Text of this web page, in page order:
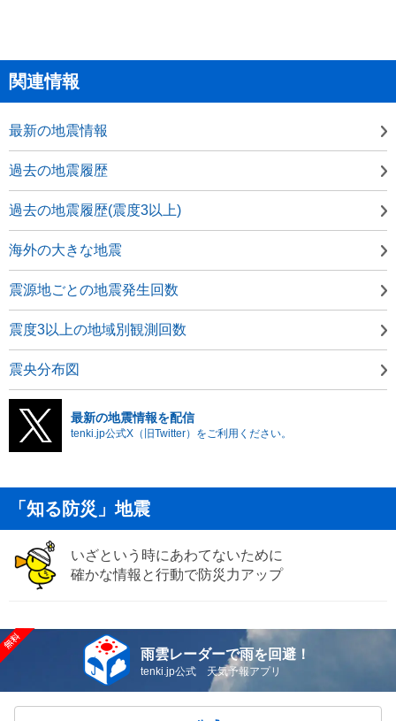
関連情報
最新の地震情報
過去の地震履歴
過去の地震履歴(震度3以上)
海外の大きな地震
震源地ごとの地震発生回数
震度3以上の地域別観測回数
震央分布図
最新の地震情報を配信
tenki.jp公式X（旧Twitter）をご利用ください。
「知る防災」地震
いざという時にあわてないために
確かな情報と行動で防災力アップ
雨雲レーダーで雨を回避！
tenki.jp公式 天気予報アプリ